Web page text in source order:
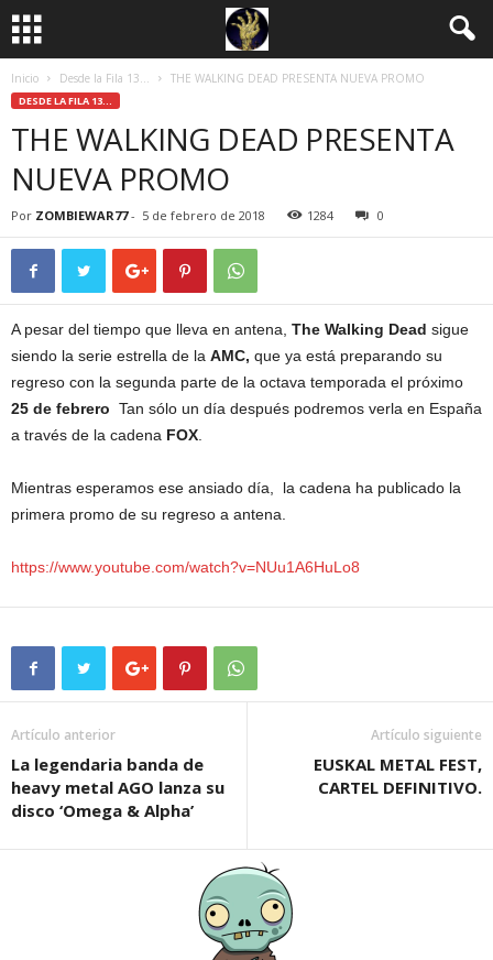
Inicio Desde la Fila 13... THE WALKING DEAD PRESENTA NUEVA PROMO
DESDE LA FILA 13...
THE WALKING DEAD PRESENTA
NUEVA PROMO
Por ZOMBIEWAR77- 5 de febrero de 2018 1284 0
A pesar del tiempo que lleva en antena, The Walking Dead sigue
siendo la serie estrella de la AMC, que ya está preparando su
regreso con la segunda parte de la octava temporada el próximo
25 de febrero Tan sólo un día después podremos verla en España
a través de la cadena FOX
Mientras esperamos ese ansiado día, la cadena ha publicado la
primera promo de su regreso a antena.
https://www.youtube.com/watch?v=NUu1A6HuLo8
Artículo anterior
La legendaria banda de
heavy metal AGO lanza su
disco ‘Omega & Alpha’
Artículo siguiente
EUSKAL METAL FEST,
CARTEL DEFINITIVO.